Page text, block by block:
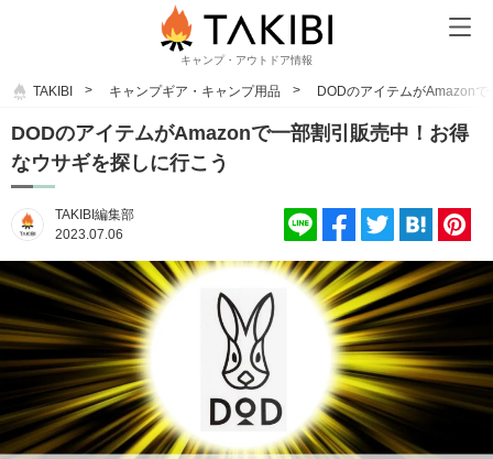
キャンプ・アウトドア情報
TAKIBI キャンプギア・キャンプ用品 DODのアイテムがAmazon
DODのアイテムがAmazonで一部割引販売中！お得
なウサギを探しに行こう
TAKIBI編集部
2023.07.06